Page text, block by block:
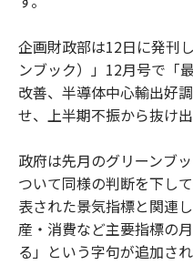
企画財政部は12日に発刊
ンブック）」12月号で「
改善、半導体中心輸出好
せ、上半期不振から抜け
政府は先月のグリーンブ
ついて同様の判断を下し
表された景気指標と関連
産・消費など主要指標の
る」という字句が追加され